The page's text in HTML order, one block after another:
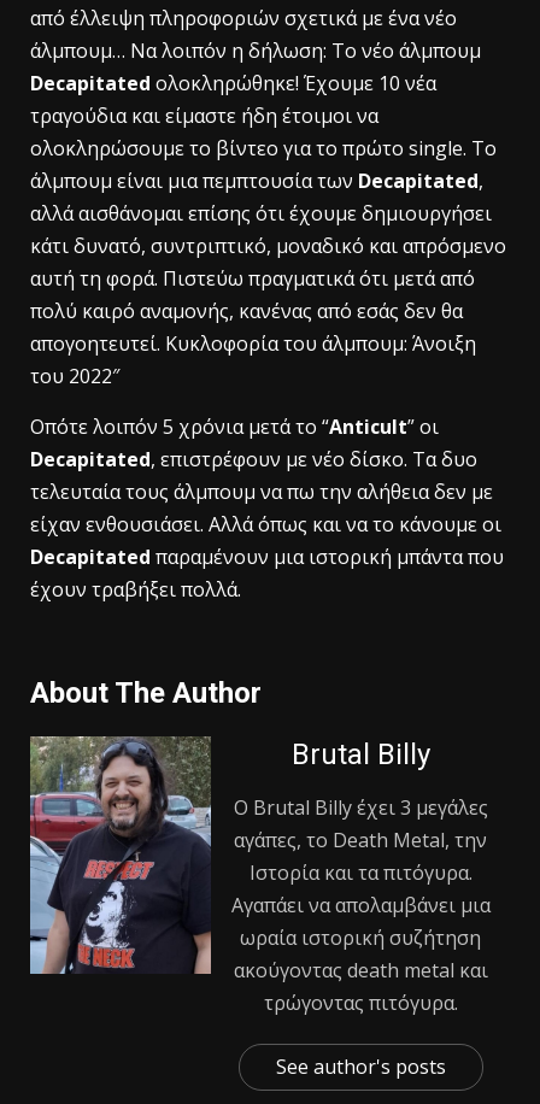
από έλλειψη πληροφοριών σχετικά με ένα νέο
άλμπουμ… Να λοιπόν η δήλωση: Το νέο άλμπουμ
Decapitated ολοκληρώθηκε! Έχουμε 10 νέα
τραγούδια και είμαστε ήδη έτοιμοι να
ολοκληρώσουμε το βίντεο για το πρώτο single. Το
άλμπουμ είναι μια πεμπτουσία των Decapitated,
αλλά αισθάνομαι επίσης ότι έχουμε δημιουργήσει
κάτι δυνατό, συντριπτικό, μοναδικό και απρόσμενο
αυτή τη φορά. Πιστεύω πραγματικά ότι μετά από
πολύ καιρό αναμονής, κανένας από εσάς δεν θα
απογοητευτεί. Κυκλοφορία του άλμπουμ: Άνοιξη
του 2022″
Οπότε λοιπόν 5 χρόνια μετά το “Anticult” οι
Decapitated, επιστρέφουν με νέο δίσκο. Τα δυο
τελευταία τους άλμπουμ να πω την αλήθεια δεν με
είχαν ενθουσιάσει. Αλλά όπως και να το κάνουμε οι
Decapitated παραμένουν μια ιστορική μπάντα που
έχουν τραβήξει πολλά.
About The Author
Brutal Billy
Ο Βrutal Βilly έχει 3 μεγάλες
αγάπες, το Death Metal, την
Ιστορία και τα πιτόγυρα.
Αγαπάει να απολαμβάνει μια
ωραία ιστορική συζήτηση
ακούγοντας death metal και
τρώγοντας πιτόγυρα.
See author's posts